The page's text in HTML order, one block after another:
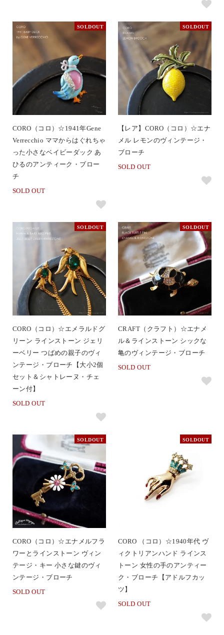
SOLDOUT
CORO（コロ）☆1941年Gene
Verrecchio ママからはぐれちゃ
った小さなベイビーダック あ
ひるのアンティーク・ブロー
チ
SOLD OUT
SOLDOUT
【レア】CORO（コロ）☆エナ
メル レモンのヴィンテージ・
ブローチ
SOLD OUT
SOLDOUT
CORO（コロ）☆エメラルドグ
リーン ラインストーン ジェリ
ーベリー つばめの親子のヴィ
ンテージ・ブローチ【大小2個
セット＆シャトレーヌ・チェ
ーン付】
SOLD OUT
SOLDOUT
CRAFT（クラフト）☆エナメ
ル＆ラインストーン シックな
亀のヴィンテージ・ブローチ
SOLD OUT
SOLDOUT
CORO（コロ）☆エナメルフラ
ワーとラインストーン ヴィン
テージ・キー 小さな鍵のヴィ
ンテージ・ブローチ
SOLD OUT
SOLDOUT
CORO （コロ）☆1940年代 ヴ
ィクトリアンハンド ラインス
トーン 女性の手のアンティー
ク・ブローチ【アドルフカッ
ツ】
SOLD OUT